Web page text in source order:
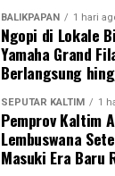
BALIKPAPAN 1 hari
Ngopi di Lokale
Yamaha Grand
Berlangsung
SEPUTAR KALTIM 1
Pemprov Kaltim
Lembuswana
Masuki Era Baru